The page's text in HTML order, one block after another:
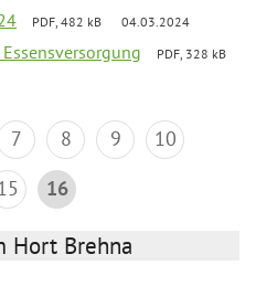
PDF, 482 kB 04.03.2024
PDF, 328 kB
7 8 9
10
16
Hort Brehna